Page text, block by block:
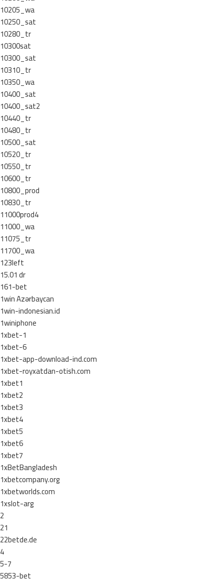
10205_wa
10250_sat
10280_tr
10300sat
10300_sat
10310_tr
10350_wa
10400_sat
10400_sat2
10440_tr
10480_tr
10500_sat
10520_tr
10550_tr
10600_tr
10800_prod
10830_tr
11000prod4
11000_wa
11075_tr
11700_wa
123left
15.01 dr
161-bet
1win Azərbaycan
1win-indonesian.id
1winiphone
1xbet-1
1xbet-6
1xbet-app-download-ind.com
1xbet-royxatdan-otish.com
1xbet1
1xbet2
1xbet3
1xbet4
1xbet5
1xbet6
1xbet7
1xBetBangladesh
1xbetcompany.org
1xbetworlds.com
1xslot-arg
2
21
22betde.de
4
5-7
5853-bet